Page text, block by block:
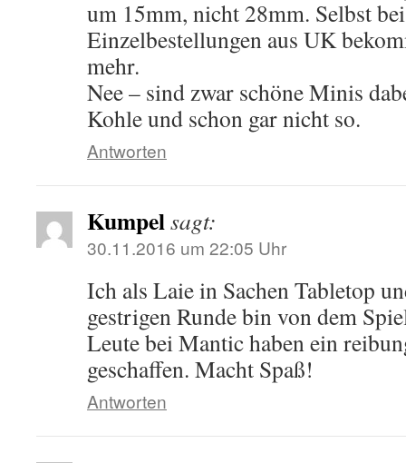
um 15mm, nicht 28mm. Selbst
Einzelbestellungen aus UK
mehr.
Nee – sind zwar schöne Minis
Kohle und schon gar nicht so.
Antworten
Kumpelsagt:
30.11.2016 um 22:05 Uhr
Ich als Laie in Sachen Tabletop
gestrigen Runde bin von dem
Leute bei Mantic haben ein
geschaffen. Macht Spaß!
Antworten